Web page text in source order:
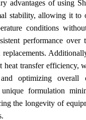
advantages of using
stability, allowing it to
conditions
performance over
heat transfer efficiency,
optimizing overall
unique formulation
the longevity of